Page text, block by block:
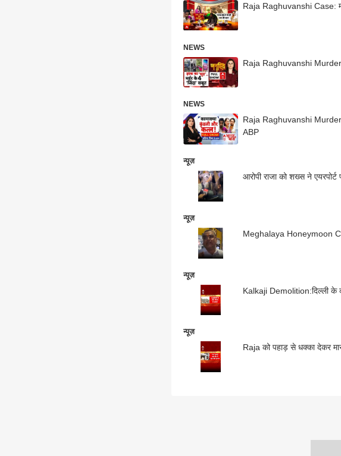
Raja Raghuvanshi Case:
NEWS
Raja Raghuvanshi
NEWS
Raja Raghuvanshi
ABP
न्यूज़
आरोपी राजा को शख्स ने
न्यूज़
न्यूज़
Kalkaji Demolition:दिल्ली के
न्यूज़
Raja को पहाड़ से धक्का देकर